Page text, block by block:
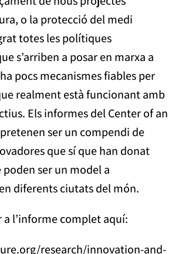
o la protecció del medi
totes les polítiques
s’arriben a posar en marxa a
pocs mecanismes fiables per
realment està funcionant amb
Els informes del Center of an
ser un compendi de
que sí que han donat
ser un model a
diferents ciutats del món.
a l’informe complet aquí:
research/innovation-and-